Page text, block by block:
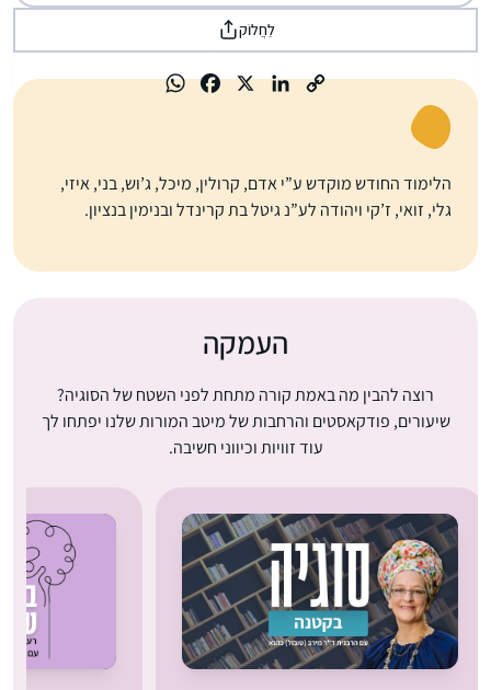
לַחֲלוֹק
הלימוד החודש מוקדש ע”י אדם, קרולין, מיכל, ג’וש, בני, איזי,
גלי, זואי, ז’קי ויהודה לע”נ גיטל בת קרינדל ובנימין בנציון.
העמקה
רוצה להבין מה באמת קורה מתחת לפני השטח של הסוגיה?
שיעורים, פודקאסטים והרחבות של מיטב המורות שלנו יפתחו לך
עוד זוויות וכיווני חשיבה.